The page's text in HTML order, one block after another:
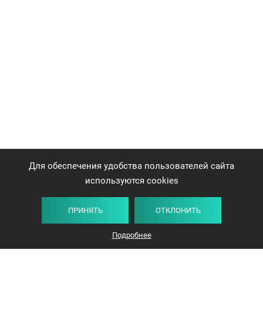
Для обеспечения удобства пользователей сайта
используются cookies
ПРИНЯТЬ ОТКЛОНИТЬ
Подробнее